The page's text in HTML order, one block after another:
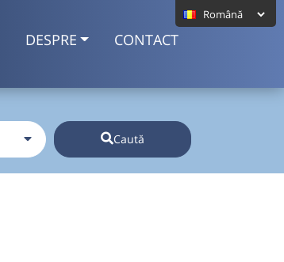
DESPRE CONTACT
Caută